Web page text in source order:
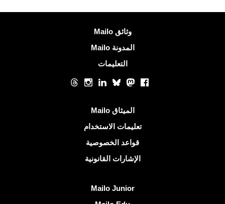
وثائق Mailo
المدونة Mailo
التعليمات
Facebook
Mastodon
Bluesky
LinkedIn
Instagram
Threads
الميثاق Mailo
تعليمات الاستخدام
قواعد الخصوصية
الإشارات القانونية
Mailo Junior